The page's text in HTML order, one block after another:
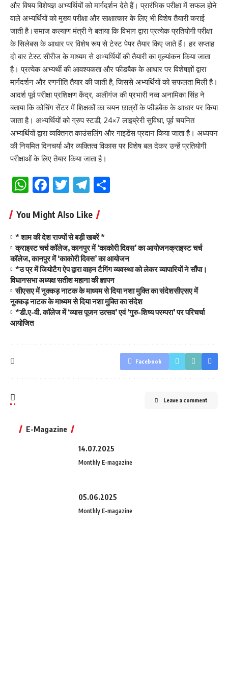
और विषय विशेषज्ञ अभ्यर्थियों को मार्गदर्शन देते हैं। प्रारंभिक परीक्षा में सफल होने
वाले अभ्यर्थियों को मुख्य परीक्षा और साक्षात्कार के लिए भी विशेष तैयारी कराई
जाती है।समाज कल्याण मंत्री ने बताया कि विभाग द्वारा प्रत्येक प्रतियोगी परीक्षा
के सिलेबस के आधार पर विशेष रूप से टेस्ट पेपर तैयार किए जाते हैं। हर सप्ताह
दो बार टेस्ट सीरीज के माध्यम से अभ्यर्थियों की तैयारी का मूल्यांकन किया जाता
है। प्रत्येक अभ्यर्थी की आवश्यकता और फीडबैक के आधार पर विशेषज्ञों द्वारा
मार्गदर्शन और रणनीति तैयार की जाती है, जिससे अभ्यर्थियों को सफलता मिली है।
आदर्श पूर्व परीक्षा प्रशिक्षण केंद्र, अलीगंज की प्रभारी नव्व अनामिका सिंह ने
बताया कि कोचिंग सेंटर में शिक्षकों का चयन छात्रों के फीडबैक के आधार पर किया
जाता है। अभ्यर्थियों को ग्रुप स्टडी, 24×7 लाइब्रेरी सुविधा, पूर्व चयनित
अभ्यर्थियों द्वारा व्यक्तिगत काउंसलिंग और गाइडेंस प्रदान किया जाता है। अध्ययन
की नियमित दिनचर्या और व्यक्तित्व विकास पर विशेष बल देकर उन्हें प्रतियोगी
परीक्षाओं के लिए तैयार किया जाता है।
WhatsApp
Facebook
TwitterTelegram
You Might Also Like
* शाम की देश राज्यों से बड़ी खबरें *
क्राइस्ट चर्च कॉलेज, कानपुर में ‘काकोरी दिवस’ का आयोजनक्राइस्ट चर्च
कॉलेज, कानपुर में ‘काकोरी दिवस’ का आयोजन
*उ प्र में जियोटैग ऐप द्वारा वाहन टैगिंग व्यवस्था को लेकर व्यापारियों ने सौंपा।
विधानसभा अध्यक्ष सतीश महाना की ज्ञापन
सीएसए में नुक्कड़ नाटक के माध्यम से दिया नशा मुक्ति का संदेशसीएसए में
नुक्कड़ नाटक के माध्यम से दिया नशा मुक्ति का संदेश
*डी.ए-वी. कॉलेज में ‘व्यास पूजन उत्सव’ एवं ‘गुरु-शिष्य परम्परा’ पर परिचर्चा
आयोजित
Facebook
Leave a comment
E-Magazine
14.07.2025
Monthly E-magazine
05.06.2025
Monthly E-magazine